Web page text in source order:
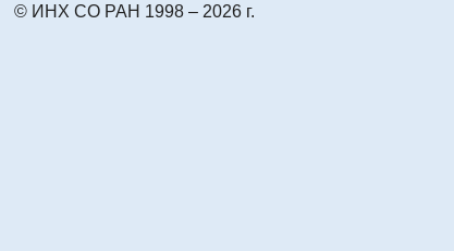
© ИНХ СО РАН 1998 – 2026 г.